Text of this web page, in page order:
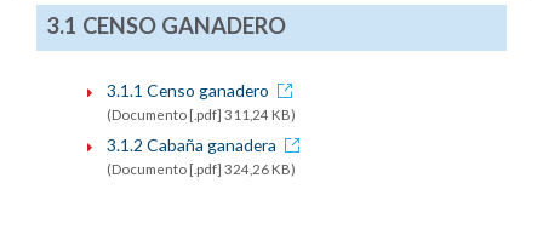
3.1 CENSO GANADERO
3.1.1 Censo ganadero
(Documento [.pdf] 311,24 KB)
3.1.2 Cabaña ganadera
(Documento [.pdf] 324,26 KB)